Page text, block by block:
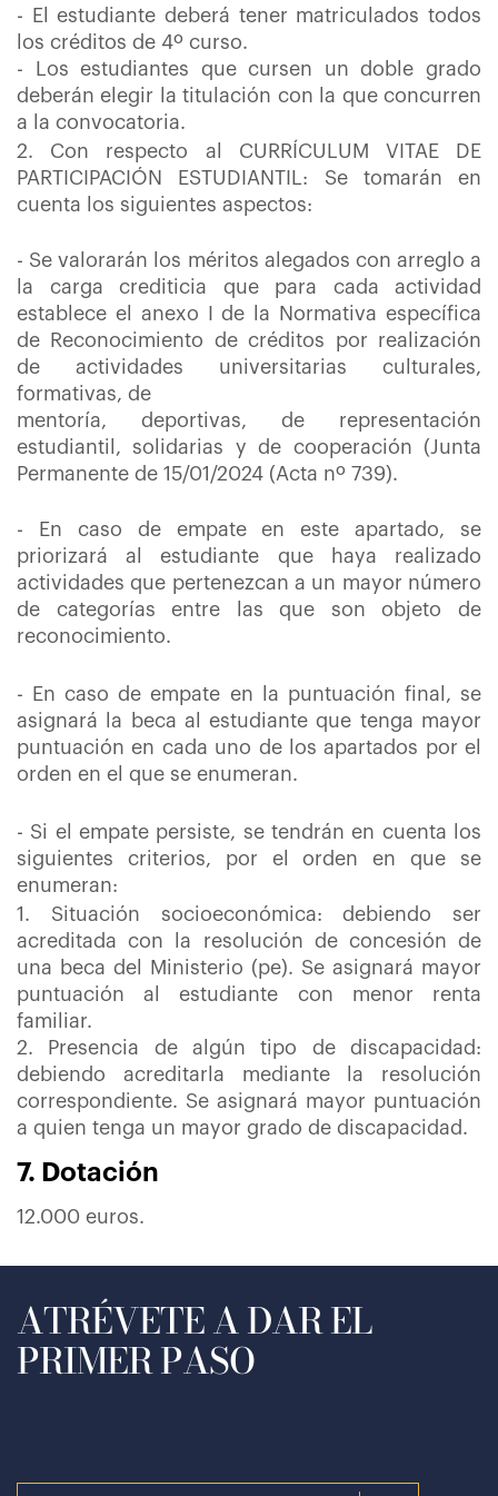
- El estudiante deberá tener matriculados todos
los créditos de 4º curso.
- Los estudiantes que cursen un doble grado
deberán elegir la titulación con la que concurren
a la convocatoria.
2. Con respecto al CURRÍCULUM VITAE DE
PARTICIPACIÓN ESTUDIANTIL: Se tomarán en
cuenta los siguientes aspectos:
- Se valorarán los méritos alegados con arreglo a
la carga crediticia que para cada actividad
establece el anexo I de la Normativa específica
de Reconocimiento de créditos por realización
de actividades universitarias culturales,
formativas, de
mentoría, deportivas, de representación
estudiantil, solidarias y de cooperación (Junta
Permanente de 15/01/2024 (Acta nº 739).
- En caso de empate en este apartado, se
priorizará al estudiante que haya realizado
actividades que pertenezcan a un mayor número
de categorías entre las que son objeto de
reconocimiento.
- En caso de empate en la puntuación final, se
asignará la beca al estudiante que tenga mayor
puntuación en cada uno de los apartados por el
orden en el que se enumeran.
- Si el empate persiste, se tendrán en cuenta los
siguientes criterios, por el orden en que se
enumeran:
1. Situación socioeconómica: debiendo ser
acreditada con la resolución de concesión de
una beca del Ministerio (pe). Se asignará mayor
puntuación al estudiante con menor renta
familiar.
2. Presencia de algún tipo de discapacidad:
debiendo acreditarla mediante la resolución
correspondiente. Se asignará mayor puntuación
a quien tenga un mayor grado de discapacidad.
7. Dotación
12.000 euros.
ATRÉVETE A DAR EL
PRIMER PASO